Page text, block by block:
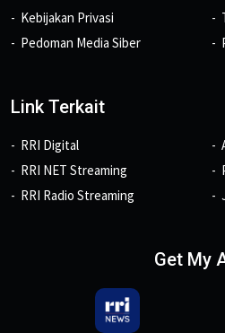
Kebijakan Privasi
Pedoman Media Siber
Link Terkait
RRI Digital
RRI NET Streaming
RRI Radio Streaming
Get My